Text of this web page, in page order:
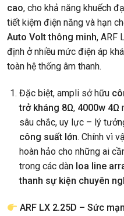
cao, cho khả năng khuếch
tiết kiệm điện năng và hạn
Auto Volt thông minh, ARF
định ở nhiều mức điện áp
toàn hệ thống âm thanh.
Đặc biệt, ampli sở hữu
trở kháng 8Ω, 4000w 4Ω
sâu chắc, uy lực – lý
công suất lớn. Chính vì
hoàn hảo cho những ai
trong các dàn loa line
thanh sự kiện chuyên
ARF LX 2.25D – Sức